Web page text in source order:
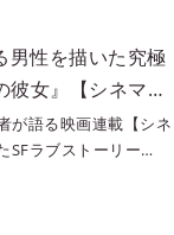
男性を描いた究極
女』【シネマ・
が語る映画連載【シネ
SFラブストーリー